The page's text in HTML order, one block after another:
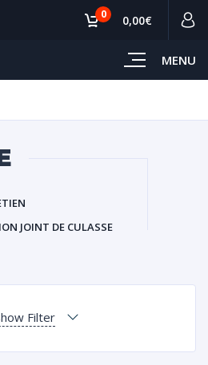
MENU
0 0,00€
JOINT DE CULASSE
Filter